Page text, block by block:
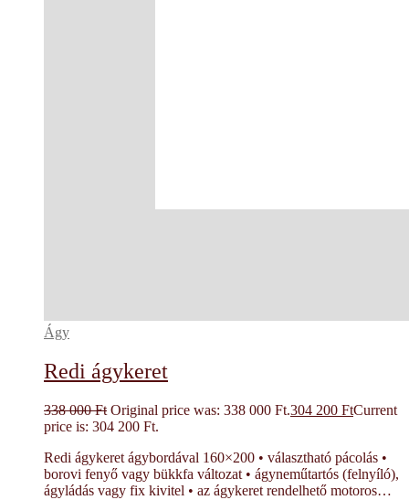
Ágy
Redi ágykeret
338 000Ft Original price was: 338 000 Ft.304 200 FtCurrent
price is: 304 200 Ft.
Redi ágykeret ágybordával 160×200 • választható pácolás •
borovi fenyő vagy bükkfa változat • ágyneműtartós (felnyíló),
ágyládás vagy fix kivitel • az ágykeret rendelhető motoros…